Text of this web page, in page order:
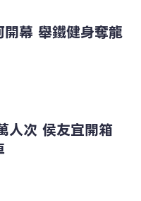
幕 舉鐵健身奪龍
人次 侯友宜開箱